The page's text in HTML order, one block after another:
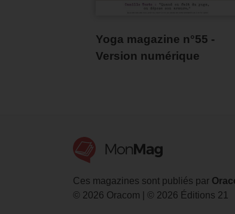
Yoga magazine n°55 -
Version numérique
Ces magazines sont publiés par
© 2026 Oracom | © 2026 Éditions 21